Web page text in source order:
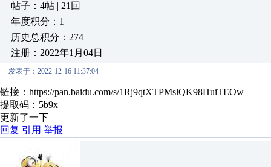
帖子：4帖 | 21回
年度积分：1
历史总积分：274
注册：2022年1月04日
发表于：2022-12-16 11:37:04
链接：https://pan.baidu.com/s/1Rj9qtXTPMslQK98HuiTEOw
提取码：5b9x
更新了一下
回复 引用 举报